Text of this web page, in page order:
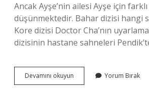
Ancak Ayşe’nin ailesi Ayşe için
düşünmektedir. Bahar dizisi hangi
Kore dizisi Doctor Cha’nın
dizisinin hastane sahneleri
Devamını okuyun
Aşk
Yorum Bırak